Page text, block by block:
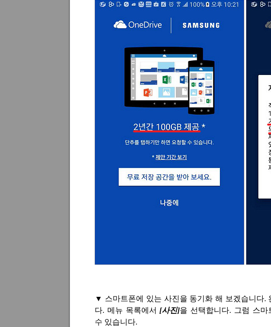
▼ 스마트폰에 있는 사진을 동기화 해 보겠습니다.
다. 메뉴 목록에서 [사진]을 선택합니다. 그럼 스마
수 있습니다.